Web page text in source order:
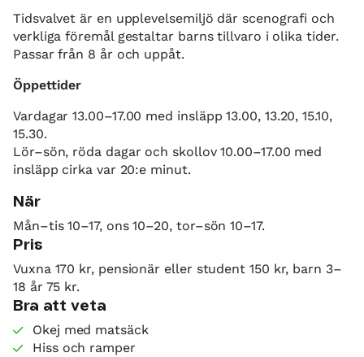
Tidsvalvet är en upplevelsemiljö där scenografi och
verkliga föremål gestaltar barns tillvaro i olika tider.
Passar från 8 år och uppåt.
Öppettider
Vardagar 13.00–17.00 med insläpp 13.00, 13.20, 15.10,
15.30.
Lör–sön, röda dagar och skollov 10.00–17.00 med
insläpp cirka var 20:e minut.
När
Mån–tis 10–17, ons 10–20, tor–sön 10–17.
Pris
Vuxna 170 kr, pensionär eller student 150 kr, barn 3–
18 år 75 kr.
Bra att veta
Okej med matsäck
Hiss och ramper